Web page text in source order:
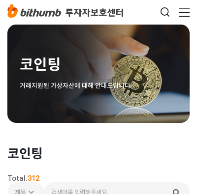
코인팅
거래지원된 가상자산에 대해 안내드립니다
코인팅
Total.312